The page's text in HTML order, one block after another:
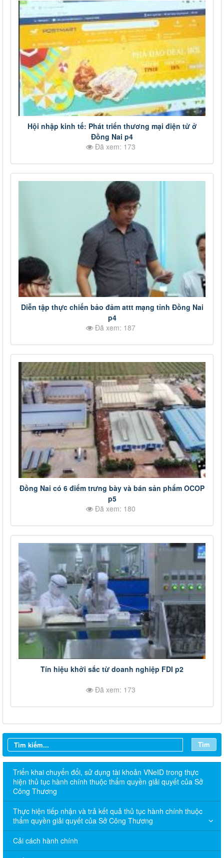
Hội nhập kinh tế: Phát triển thương mại điện tử ở
Đồng Nai p4
Đã xem: 173
Diễn tập thực chiến bảo đảm attt mạng tỉnh Đồng Nai
p4
Đã xem: 187
Đồng Nai có 6 điểm trưng bày và bán sản phẩm OCOP
p5
Đã xem: 180
Tín hiệu khởi sắc từ doanh nghiệp FDI p2
Đã xem: 173
Tìm
Triển khai chuyển đổi, sử dụng tài khoản VNeID trong thực
hiện thủ tục hành chính thuộc thẩm quyền giải quyết của Sở
Công Thương
Thực hiện tiếp nhận và trả kết quả thủ tục hành chính thuộc
thẩm quyền giải quyết của Sở Công Thương
Cải cách hành chính